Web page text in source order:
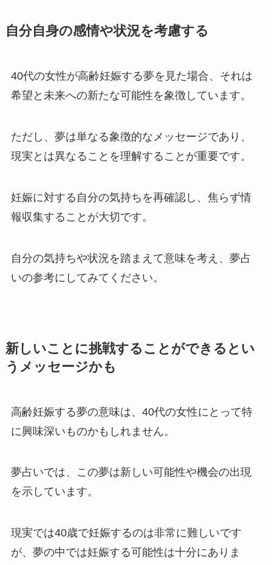
自分自身の感情や状況を考慮する
40代の女性が高齢妊娠する夢を見た場合、それは
希望と未来への新たな可能性を象徴しています。
ただし、夢は単なる象徴的なメッセージであり、
現実とは異なることを理解することが重要です。
妊娠に対する自分の気持ちを再確認し、焦らず情
報収集することが大切です。
自分の気持ちや状況を踏まえて意味を考え、夢占
いの参考にしてみてください。
新しいことに挑戦することができるとい
うメッセージかも
高齢妊娠する夢の意味は、40代の女性にとって特
に興味深いものかもしれません。
夢占いでは、この夢は新しい可能性や機会の出現
を示しています。
現実では40歳で妊娠するのは非常に難しいです
が、夢の中では妊娠する可能性は十分にありま